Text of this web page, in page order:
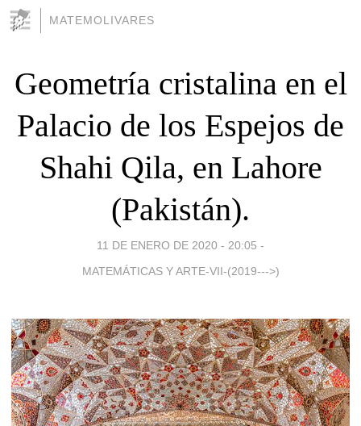
MATEMOLIVARES
Geometría cristalina en el
Palacio de los Espejos de
Shahi Qila, en Lahore
(Pakistán).
11 DE ENERO DE 2020 - 20:05 -
MATEMÁTICAS Y ARTE-VII-(2019--->)